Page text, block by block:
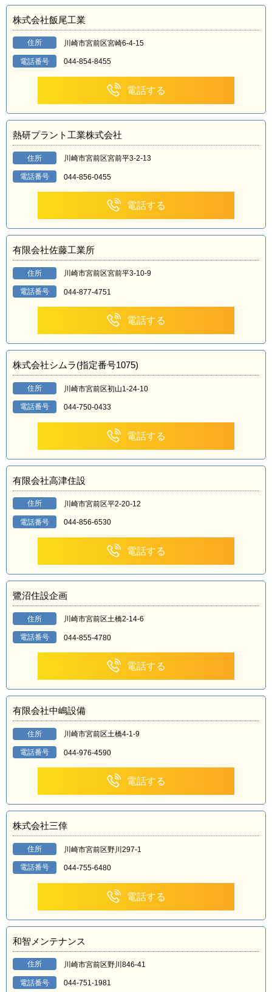
株式会社飯尾工業
住所 川崎市宮前区宮崎6-4-15
電話番号 044-854-8455
電話する
熱研プラント工業株式会社
住所 川崎市宮前区宮前平3-2-13
電話番号 044-856-0455
電話する
有限会社佐藤工業所
住所 川崎市宮前区宮前平3-10-9
電話番号 044-877-4751
電話する
株式会社シムラ(指定番号1075)
住所 川崎市宮前区初山1-24-10
電話番号 044-750-0433
電話する
有限会社高津住設
住所 川崎市宮前区平2-20-12
電話番号 044-856-6530
電話する
鷺沼住設企画
住所 川崎市宮前区土橋2-14-6
電話番号 044-855-4780
電話する
有限会社中嶋設備
住所 川崎市宮前区土橋4-1-9
電話番号 044-976-4590
電話する
株式会社三倖
住所 川崎市宮前区野川297-1
電話番号 044-755-6480
電話する
和智メンテナンス
住所 川崎市宮前区野川846-41
電話番号 044-751-1981